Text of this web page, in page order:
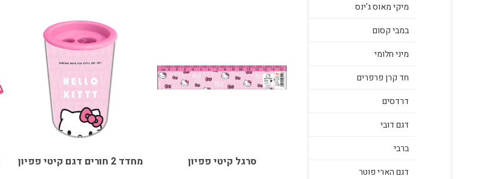
סרגל קיטי פפיון מחדד 2 חורים דגם קיטי פפיון
מיקי מאוס ג'ינס
במבי קסום
מיני חלומי
חד קרן פרפרים
דרדסים
דגם דובי
ברבי
דגם הארי פוטר